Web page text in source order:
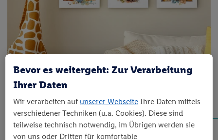
Bevor es weitergeht: Zur Verarbeitung
Ihrer Daten
Wir verarbeiten auf unserer Webseite Ihre Daten mittels
verschiedener Techniken (u.a. Cookies). Diese sind
teilweise technisch notwendig, im Übrigen werden sie
von uns oder Dritten für komfortable